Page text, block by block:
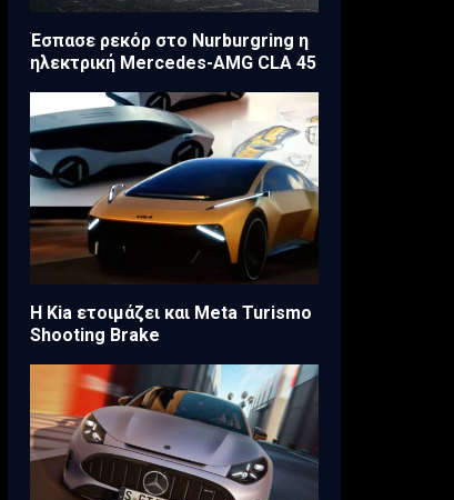
Έσπασε ρεκόρ στο Nurburgring η
ηλεκτρική Mercedes-AMG CLA 45
Η Kia ετοιμάζει και Meta Turismo
Shooting Brake